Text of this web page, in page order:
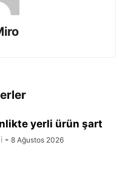
yerli ürün şart
- 8 Ağustos 2026